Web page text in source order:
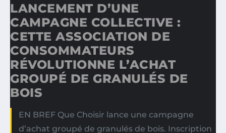
LANCEMENT D’UNE
CAMPAGNE COLLECTIVE :
CETTE ASSOCIATION DE
CONSOMMATEURS
RÉVOLUTIONNE L’ACHAT
GROUPÉ DE GRANULÉS DE
BOIS
EN BREF Que Choisir lance une campagne
d’achat groupé de granulés de bois. Inscription